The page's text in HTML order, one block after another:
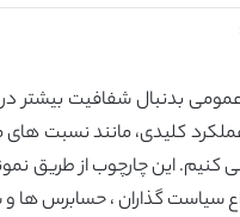
بدنبال شفافیت بیشتر
کلیدی، مانند نسبت های
کنیم. این چارچوب از
سیاست گذاران ، حسابرس ها